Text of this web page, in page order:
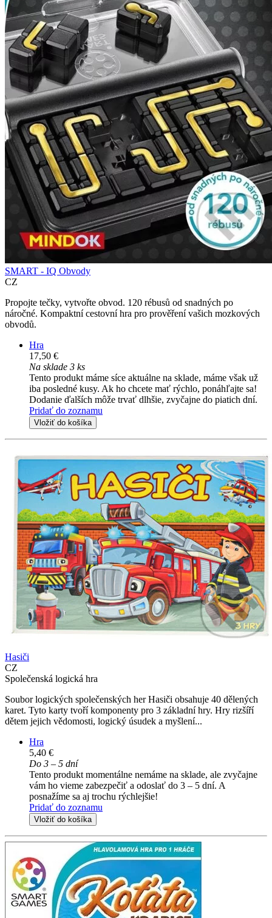
SMART - IQ Obvody
CZ
Propojte tečky, vytvořte obvod. 120 rébusů od snadných po
náročné. Kompaktní cestovní hra pro prověření vašich mozkových
obvodů.
Hra
17,50 €
Na sklade 3 ks
Tento produkt máme síce aktuálne na sklade, máme však už
iba posledné kusy. Ak ho chcete mať rýchlo, ponáhľajte sa!
Dodanie ďalších môže trvať dlhšie, zvyčajne do piatich dní.
Pridať do zoznamu
Vložiť do košíka
Hasiči
CZ
Společenská logická hra
Soubor logických společenských her Hasiči obsahuje 40 dělených
karet. Tyto karty tvoří komponenty pro 3 základní hry. Hry rizšíří
dětem jejich vědomosti, logický úsudek a myšlení...
Hra
5,40 €
Do 3 – 5 dní
Tento produkt momentálne nemáme na sklade, ale zvyčajne
vám ho vieme zabezpečiť a odoslať do 3 – 5 dní. A
posnažíme sa aj trochu rýchlejšie!
Pridať do zoznamu
Vložiť do košíka